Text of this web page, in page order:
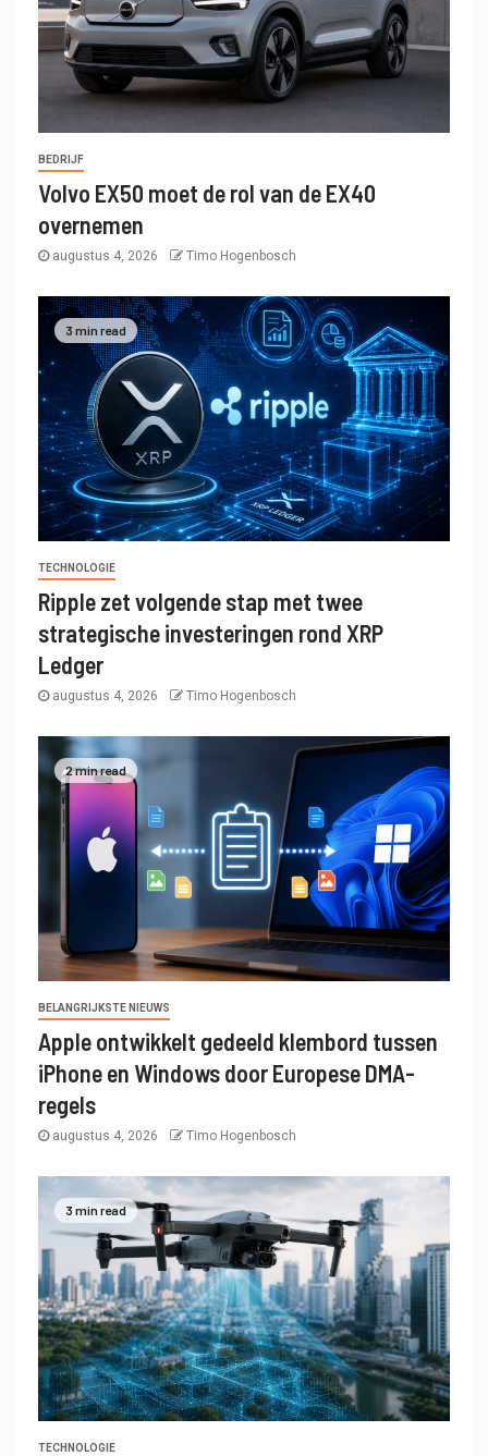
BEDRIJF
Volvo EX50 moet de rol van de EX40
overnemen
augustus 4, 2026 Timo Hogenbosch
3 min read
TECHNOLOGIE
Ripple zet volgende stap met twee
strategische investeringen rond XRP
Ledger
augustus 4, 2026 Timo Hogenbosch
2 min read
BELANGRIJKSTE NIEUWS
Apple ontwikkelt gedeeld klembord tussen
iPhone en Windows door Europese DMA-
regels
augustus 4, 2026 Timo Hogenbosch
3 min read
TECHNOLOGIE